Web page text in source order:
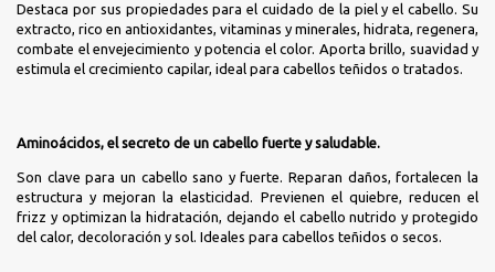
Destaca por sus propiedades para el cuidado de la piel y el cabello. Su
extracto, rico en antioxidantes, vitaminas y minerales, hidrata, regenera,
combate el envejecimiento y potencia el color. Aporta brillo, suavidad y
estimula el crecimiento capilar, ideal para cabellos teñidos o tratados.
Aminoácidos, el secreto de un cabello fuerte y saludable.
Son clave para un cabello sano y fuerte. Reparan daños, fortalecen la
estructura y mejoran la elasticidad. Previenen el quiebre, reducen el
frizz y optimizan la hidratación, dejando el cabello nutrido y protegido
del calor, decoloración y sol. Ideales para cabellos teñidos o secos.